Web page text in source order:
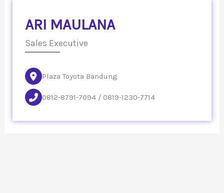
ARI MAULANA
Sales Executive
Plaza Toyota Bandung
0812-8791-7094 / 0819-1230-7714